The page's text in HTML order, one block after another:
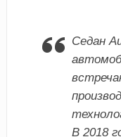
Седан
В 2018